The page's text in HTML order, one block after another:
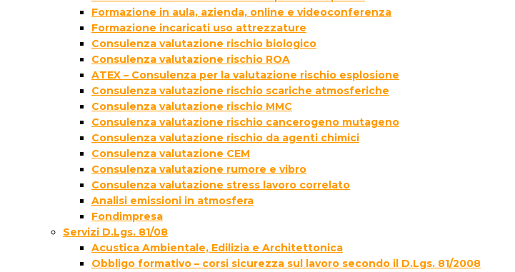
Formazione in aula, azienda, online e videoconferenza
Formazione incaricati uso attrezzature
Consulenza valutazione rischio biologico
Consulenza valutazione rischio ROA
ATEX – Consulenza per la valutazione rischio esplosione
Consulenza valutazione rischio scariche atmosferiche
Consulenza valutazione rischio MMC
Consulenza valutazione rischio cancerogeno mutageno
Consulenza valutazione rischio da agenti chimici
Consulenza valutazione CEM
Consulenza valutazione rumore e vibro
Consulenza valutazione stress lavoro correlato
Analisi emissioni in atmosfera
Fondimpresa
Servizi D.Lgs. 81/08
Acustica Ambientale, Edilizia e Architettonica
Obbligo formativo – corsi sicurezza sul lavoro secondo il D.Lgs. 81/2008